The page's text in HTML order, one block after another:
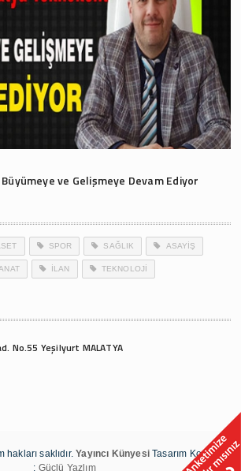
ve Gelişmeye Devam Ediyor
SPOR SAĞLIK ASAYİŞ
İLAN TEKNOLOJİ
No.55 Yeşilyurt MALATYA
hakları saklıdır.Yayıncı KünyesiTasarım Kodlama
: Güçlü Yazlım